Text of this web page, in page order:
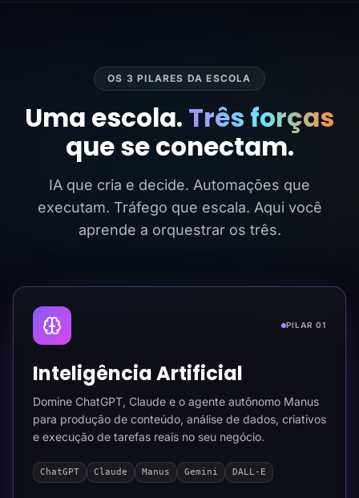
OS 3 PILARES DA ESCOLA
Uma escola. Três forças
que se conectam.
IA que cria e decide. Automações que
executam. Tráfego que escala. Aqui você
aprende a orquestrar os três.
PILAR 01
Inteligência Artificial
Domine ChatGPT, Claude e o agente autônomo Manus
para produção de conteúdo, análise de dados, criativos
e execução de tarefas reais no seu negócio.
ChatGPT Claude Manus Gemini DALL-E